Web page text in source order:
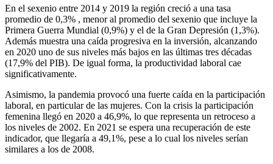
En el sexenio entre 2014 y 2019 la región creció a una tasa
promedio de 0,3% , menor al promedio del sexenio que incluye la
Primera Guerra Mundial (0,9%) y el de la Gran Depresión (1,3%).
Además muestra una caída progresiva en la inversión, alcanzando
en 2020 uno de sus niveles más bajos en las últimas tres décadas
(17,9% del PIB). De igual forma, la productividad laboral cae
significativamente.
Asimismo, la pandemia provocó una fuerte caída en la participación
laboral, en particular de las mujeres. Con la crisis la participación
femenina llegó en 2020 a 46,9%, lo que representa un retroceso a
los niveles de 2002. En 2021 se espera una recuperación de este
indicador, que llegaría a 49,1%, pese a lo cual los niveles serían
similares a los de 2008.